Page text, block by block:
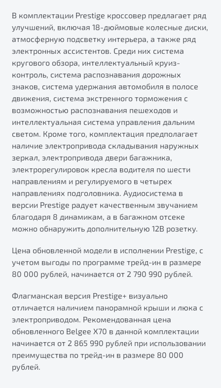
В комплектации Prestige кроссовер предлагает ряд
улучшений, включая 18-дюймовые колесные диски,
атмосферную подсветку интерьера, а также ряд
электронных ассистентов. Среди них система
кругового обзора, интеллектуальный круиз-
контроль, система распознавания дорожных
знаков, система удержания автомобиля в полосе
движения, система экстренного торможения с
возможностью распознавания пешеходов и
интеллектуальная система управления дальним
светом. Кроме того, комплектация предполагает
наличие электропривода складывания наружных
зеркал, электропривода двери багажника,
электрорегулировок кресла водителя по шести
направлениям и регулируемого в четырех
направлениях подголовника. Аудиосистема в
версии Prestige радует качественным звучанием
благодаря 8 динамикам, а в багажном отсеке
можно обнаружить дополнительную 12В розетку.
Цена обновленной модели в исполнении Prestige, с
учетом выгоды по программе трейд-ин в размере
80 000 рублей, начинается от 2 790 990 рублей.
Флагманская версия Prestige+ визуально
отличается наличием панорамной крыши и люка с
электроприводом. Рекомендованная цена
обновленного Belgee X70 в данной комплектации
начинается от 2 865 990 рублей при использовании
преимущества по трейд-ин в размере 80 000
рублей.